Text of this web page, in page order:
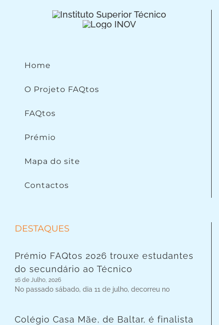
Home
O Projeto FAQtos
FAQtos
Prémio
Mapa do site
Contactos
DESTAQUES
Prémio FAQtos 2026 trouxe estudantes
do secundário ao Técnico
16 de Julho, 2026
No passado sábado, dia 11 de julho, decorreu no
Colégio Casa Mãe, de Baltar, é finalista